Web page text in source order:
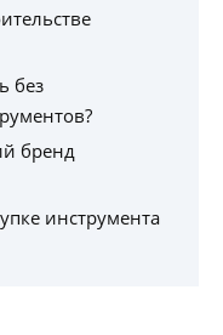
без
бренд
инструмента